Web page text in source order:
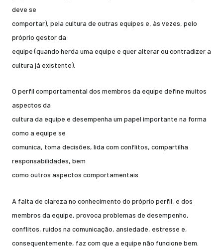
deve se
comportar), pela cultura de outras equipes e, às vezes, pelo
próprio gestor da
equipe (quando herda uma equipe e quer alterar ou contradizer a
cultura já existente).
O perfil comportamental dos membros da equipe define muitos
aspectos da
cultura da equipe e desempenha um papel importante na forma
como a equipe se
comunica, toma decisões, lida com conflitos, compartilha
responsabilidades, bem
como outros aspectos comportamentais.
A falta de clareza no conhecimento do próprio perfil, e dos
membros da equipe, provoca problemas de desempenho,
conflitos, ruídos na comunicação, ansiedade, estresse e,
consequentemente, faz com que a equipe não funcione bem.